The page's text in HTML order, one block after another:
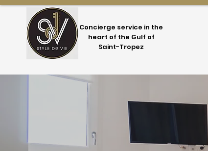
Concierge service in the
heart of the Gulf of
Saint-Tropez